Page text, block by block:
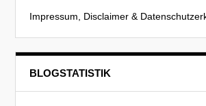
Impressum, Disclaimer &
BLOGSTATISTIK